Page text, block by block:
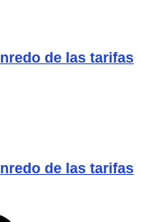
de las tarifas
de las tarifas